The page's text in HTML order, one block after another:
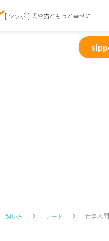
[ シッポ ] 犬や猫ともっと幸せに
飼い方 フード 仕事人